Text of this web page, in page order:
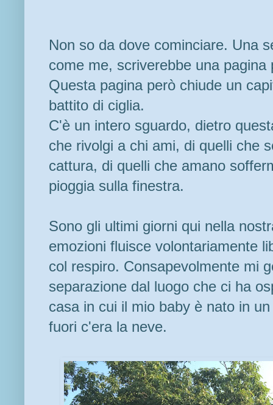
Non so da dove cominciare. Una
come me, scriverebbe una
Questa pagina però chiude un
battito di ciglia.
C'è un intero sguardo, dietro
che rivolgi a chi ami, di quelli che
cattura, di quelli che amano
pioggia sulla finestra.
Sono gli ultimi giorni qui nella
emozioni fluisce volontariamente
col respiro. Consapevolmente mi
separazione dal luogo che ci ha
casa in cui il mio baby è nato in
fuori c'era la neve.